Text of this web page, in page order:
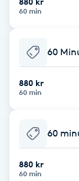
Balayage
Bambumassage
60 min
60
880 kr
60 min
60
880 kr
60 min